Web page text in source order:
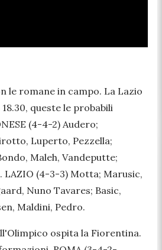
le romane in campo. La Lazio
queste le probabili
(4-4-2) Audero;
Luperto, Pezzella;
Maleh, Vandeputte;
LAZIO (4-3-3) Motta; Marusic,
Nuno Tavares; Basic,
Maldini, Pedro.
ospita la Fiorentina.